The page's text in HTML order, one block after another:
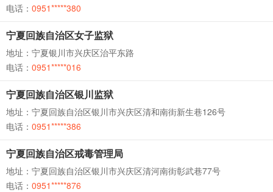
电话： 0951*****380
宁夏回族自治区女子监狱
地址：宁夏银川市兴庆区治平东路
电话： 0951*****016
宁夏回族自治区银川监狱
地址：宁夏回族自治区银川市兴庆区清和南街新生巷126号
电话： 0951*****386
宁夏回族自治区戒毒管理局
地址：宁夏回族自治区银川市兴庆区清河南街彰武巷77号
电话： 0951*****876